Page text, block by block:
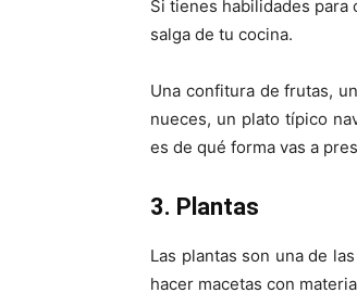
Si tienes habilidades
salga de tu cocina.
Una confitura de frutas,
nueces, un plato típico
es de qué forma vas a
3. Plantas
Las plantas son una de
hacer macetas con